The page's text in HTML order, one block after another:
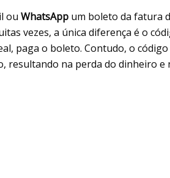
ou WhatsApp um boleto da fatura
vezes, a única diferença é o
paga o boleto. Contudo, o
resultando na perda do dinheiro